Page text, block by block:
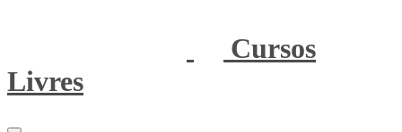
Cursos
Livres